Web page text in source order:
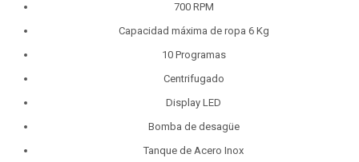
700 RPM
Capacidad máxima de ropa 6 Kg
10 Programas
Centrifugado
Display LED
Bomba de desagüe
Tanque de Acero Inox